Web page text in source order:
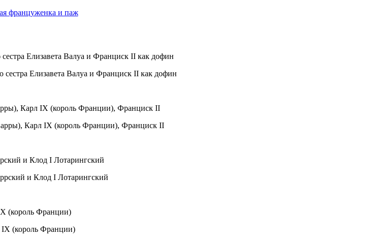
Елизавета Валуа и Франциск II как дофин
Карл IX (король Франции), Франциск II
и Клод I Лотарингский
(король Франции)